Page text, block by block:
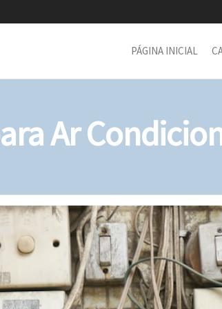
PÁGINA INICIAL
Ar